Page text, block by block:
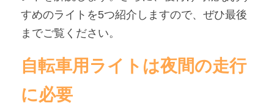
すめのライトを5つ紹介しますので、ぜひ最後
までご覧ください。
自転車用ライトは夜間の走行
に必要